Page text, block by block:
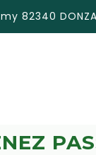
82340